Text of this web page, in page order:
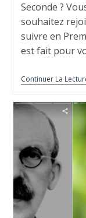
Seconde ?
souhaitez
suivre en
est fait pour
Continuer La